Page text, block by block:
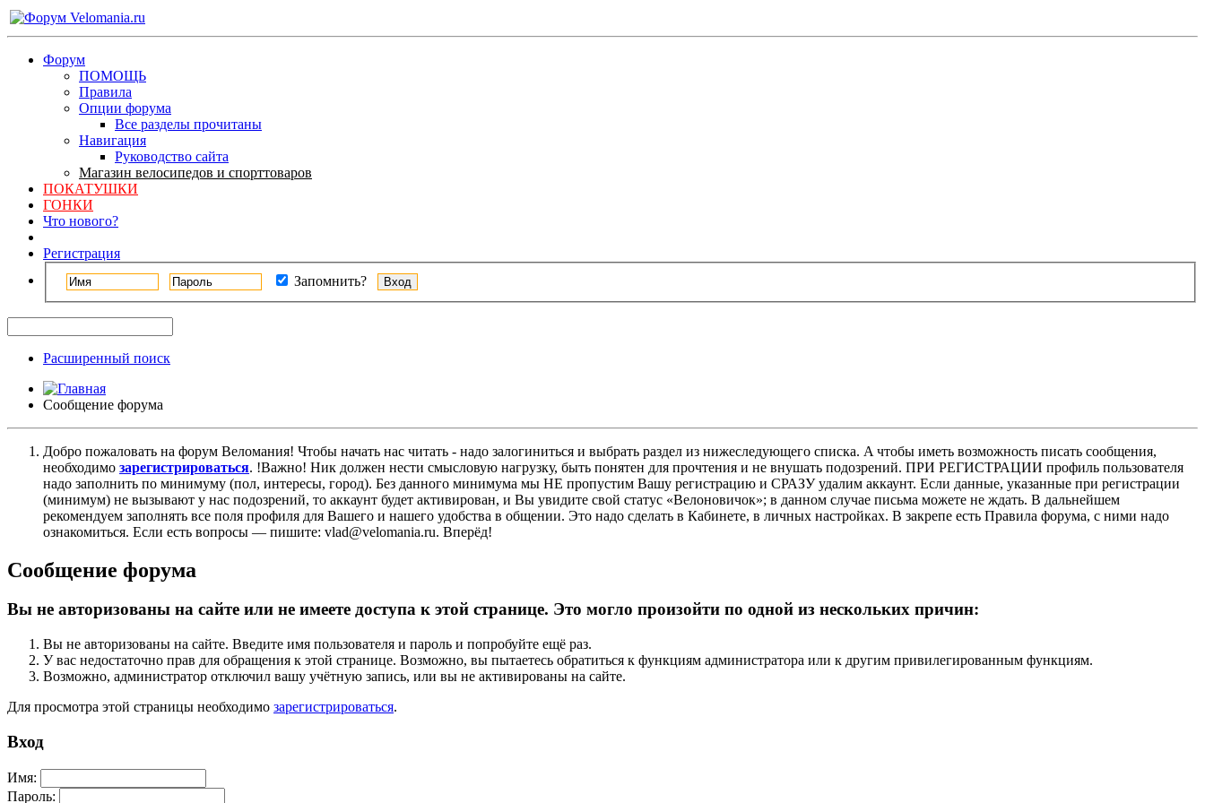
Форум
ПОМОЩЬ
Правила
Опции форума
Все разделы прочитаны
Навигация
Руководство сайта
Магазин велосипедов и спорттоваров
ПОКАТУШКИ
ГОНКИ
Что нового?
Регистрация
Запомнить?
Расширенный поиск
Сообщение форума
Добро пожаловать на форум Веломания! Чтобы начать нас читать - надо залогиниться и выбрать раздел из нижеследующего списка. A чтобы иметь возможность писать сообщения,
необходимо зарегистрироваться. !Важно! Ник должен нести смысловую нагрузку, быть понятен для прочтения и не внушать подозрений. ПРИ РЕГИСТРАЦИИ профиль пользователя
надо заполнить по минимуму (пол, интересы, город). Без данного минимума мы НЕ пропустим Вашу регистрацию и СРАЗУ удалим аккаунт. Если данные, указанные при регистрации
(минимум) не вызывают у нас подозрений, то аккаунт будет активирован, и Вы увидите свой статус «Велоновичок»; в данном случае письма можете не ждать. В дальнейшем
рекомендуем заполнять все поля профиля для Вашего и нашего удобства в общении. Это надо сделать в Кабинете, в личных настройках. В закрепе есть Правила форума, с ними надо
ознакомиться. Если есть вопросы — пишите: vlad@velomania.ru. Вперёд!
Сообщение форума
Вы не авторизованы на сайте или не имеете доступа к этой странице. Это могло произойти по одной из нескольких причин:
Вы не авторизованы на сайте. Введите имя пользователя и пароль и попробуйте ещё раз.
У вас недостаточно прав для обращения к этой странице. Возможно, вы пытаетесь обратиться к функциям администратора или к другим привилегированным функциям.
Возможно, администратор отключил вашу учётную запись, или вы не активированы на сайте.
Для просмотра этой страницы необходимо зарегистрироваться.
Вход
Имя:
Пароль: